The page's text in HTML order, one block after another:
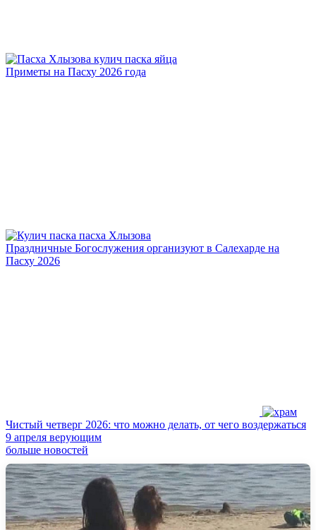
Приметы на Пасху 2026 года
Праздничные Богослужения организуют в Салехарде на
Пасху 2026
Чистый четверг 2026: что можно делать, от чего воздержаться
9 апреля верующим
больше новостей